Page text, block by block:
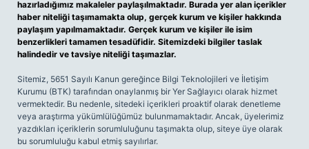
hazırladığımız makaleler paylaşılmaktadır. Burada yer alan içerikler
haber niteliği taşımamakta olup, gerçek kurum ve kişiler hakkında
paylaşım yapılmamaktadır. Gerçek kurum ve kişiler ile isim
benzerlikleri tamamen tesadüfidir. Sitemizdeki bilgiler taslak
halindedir ve tavsiye niteliği taşımazlar.
Sitemiz, 5651 Sayılı Kanun gereğince Bilgi Teknolojileri ve İletişim
Kurumu (BTK) tarafından onaylanmış bir Yer Sağlayıcı olarak hizmet
vermektedir. Bu nedenle, sitedeki içerikleri proaktif olarak denetleme
veya araştırma yükümlülüğümüz bulunmamaktadır. Ancak, üyelerimiz
yazdıkları içeriklerin sorumluluğunu taşımakta olup, siteye üye olarak
bu sorumluluğu kabul etmiş sayılırlar.